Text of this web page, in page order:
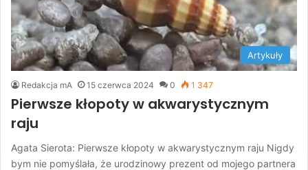
Artykuły
Redakcja mA 15 czerwca 2024 0 1 347
Pierwsze kłopoty w akwarystycznym
raju
Agata Sierota: Pierwsze kłopoty w akwarystycznym raju Nigdy
bym nie pomyślała, że urodzinowy prezent od mojego partnera